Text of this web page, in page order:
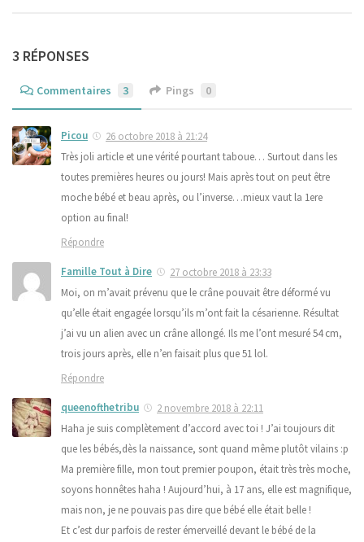
3 RÉPONSES
Commentaires 3 Pings 0
Picou
26 octobre 2018 à 21:24
Très joli article et une vérité pourtant taboue… Surtout dans les
toutes premières heures ou jours! Mais après tout on peut être
moche bébé et beau après, ou l’inverse…mieux vaut la 1ere
option au final!
Répondre
Famille Tout à Dire
27 octobre 2018 à 23:33
Moi, on m’avait prévenu que le crâne pouvait être déformé vu
qu’elle était engagée lorsqu’ils m’ont fait la césarienne. Résultat
j’ai vu un alien avec un crâne allongé. Ils me l’ont mesuré 54 cm,
trois jours après, elle n’en faisait plus que 51 lol.
Répondre
queenofthetribu
2 novembre 2018 à 22:11
Haha je suis complètement d’accord avec toi ! J’ai toujours dit
que les bébés,dès la naissance, sont quand même plutôt vilains :p
Ma première fille, mon tout premier poupon, était très très moche,
soyons honnêtes haha ! Aujourd’hui, à 17 ans, elle est magnifique,
mais non, je ne pouvais pas dire que bébé elle était belle !
Et c’est dur parfois de rester émerveillé devant le bébé de la